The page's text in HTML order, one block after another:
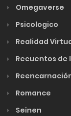
Omegaverse
Psicologico
Realidad
Recuentos de
Romance
Seinen